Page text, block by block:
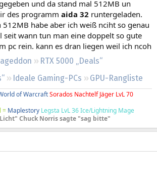
RTX 5000 „Deals“
Ideale Gaming-PCs
GPU-Rangliste
und da stand mal 512MB un
des programm aida 32 runtergeladen.
512MB habe aber ich weiß nciht so genau
seit wann tun man eine doppelt so gute
pc rein. kann es dran liegen weil ich ncoh
of WarcraftSorados Nachtelf Jäger LvL 70
= Maplestory Legsta LvL 36 Ice/Lightning Mage
Chuck Norris sagte "sag bitte"